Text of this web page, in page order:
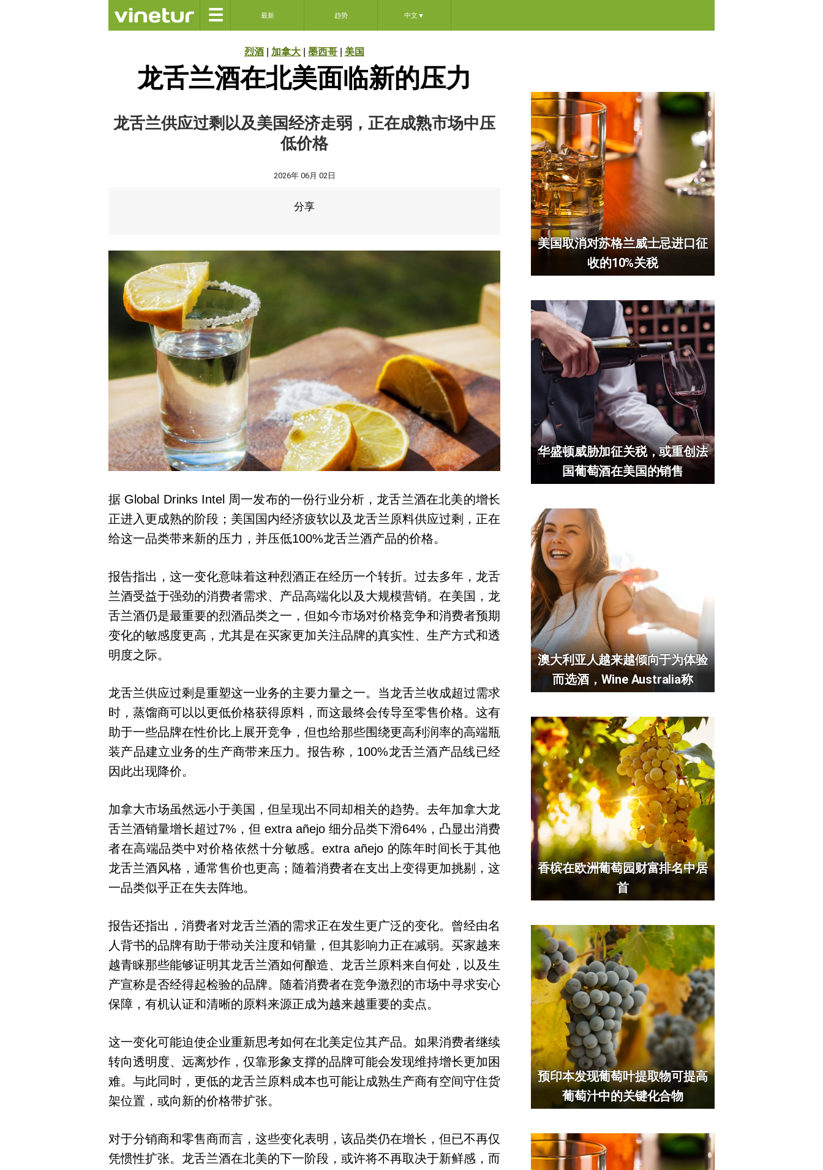
☰ 最新 趋势 中文 ▼
烈酒 加拿大 墨西哥 美国
龙舌兰酒在北美面临新的压力
龙舌兰供应过剩以及美国经济走弱，正在成熟市场中压
低价格
2026年 06月 02日
分享
据 Global Drinks Intel 周一发布的一份行业分析，龙舌兰酒在北美的增长
正进入更成熟的阶段；美国国内经济疲软以及龙舌兰原料供应过剩，正在
给这一品类带来新的压力，并压低100%龙舌兰酒产品的价格。
报告指出，这一变化意味着这种烈酒正在经历一个转折。过去多年，龙舌
兰酒受益于强劲的消费者需求、产品高端化以及大规模营销。在美国，龙
舌兰酒仍是最重要的烈酒品类之一，但如今市场对价格竞争和消费者预期
变化的敏感度更高，尤其是在买家更加关注品牌的真实性、生产方式和透
明度之际。
龙舌兰供应过剩是重塑这一业务的主要力量之一。当龙舌兰收成超过需求
时，蒸馏商可以以更低价格获得原料，而这最终会传导至零售价格。这有
助于一些品牌在性价比上展开竞争，但也给那些围绕更高利润率的高端瓶
装产品建立业务的生产商带来压力。报告称，100%龙舌兰酒产品线已经
因此出现降价。
加拿大市场虽然远小于美国，但呈现出不同却相关的趋势。去年加拿大龙
舌兰酒销量增长超过7%，但 extra añejo 细分品类下滑64%，凸显出消费
者在高端品类中对价格依然十分敏感。extra añejo 的陈年时间长于其他
龙舌兰酒风格，通常售价也更高；随着消费者在支出上变得更加挑剔，这
一品类似乎正在失去阵地。
报告还指出，消费者对龙舌兰酒的需求正在发生更广泛的变化。曾经由名
人背书的品牌有助于带动关注度和销量，但其影响力正在减弱。买家越来
越青睐那些能够证明其龙舌兰酒如何酿造、龙舌兰原料来自何处，以及生
产宣称是否经得起检验的品牌。随着消费者在竞争激烈的市场中寻求安心
保障，有机认证和清晰的原料来源正成为越来越重要的卖点。
这一变化可能迫使企业重新思考如何在北美定位其产品。如果消费者继续
转向透明度、远离炒作，仅靠形象支撑的品牌可能会发现维持增长更加困
难。与此同时，更低的龙舌兰原料成本也可能让成熟生产商有空间守住货
架位置，或向新的价格带扩张。
对于分销商和零售商而言，这些变化表明，该品类仍在增长，但已不再仅
凭惯性扩张。龙舌兰酒在北美的下一阶段，或许将不再取决于新鲜感，而
美国取消对苏格兰威士忌进口征
收的10%关税
华盛顿威胁加征关税，或重创法
国葡萄酒在美国的销售
澳大利亚人越来越倾向于为体验
而选酒，Wine Australia称
香槟在欧洲葡萄园财富排名中居
首
预印本发现葡萄叶提取物可提高
葡萄汁中的关键化合物